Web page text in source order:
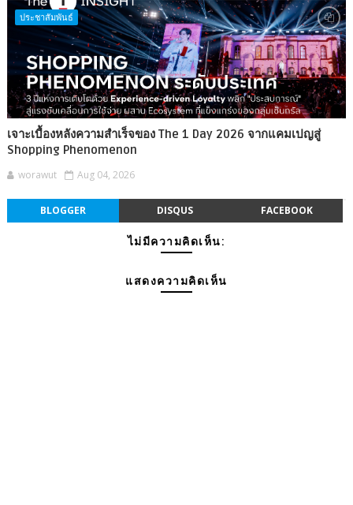
ประชาสัมพันธ์
เจาะเบื้องหลังความสำเร็จของ The 1 Day 2026 จากแคมเปญสู่
Shopping Phenomenon
worawut Aug 04, 2026
BLOGGER DISQUS FACEBOOK
ไม่มีความคิดเห็น:
แสดงความคิดเห็น